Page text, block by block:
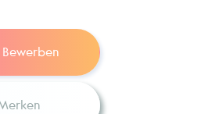
Bewerben